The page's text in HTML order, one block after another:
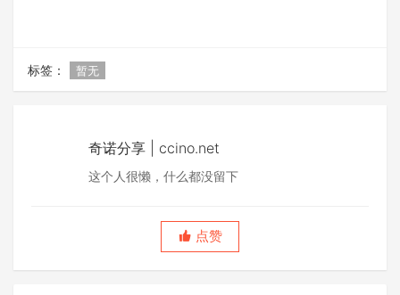
标签： 暂无
奇诺分享 | ccino.net
这个人很懒，什么都没留下
点赞